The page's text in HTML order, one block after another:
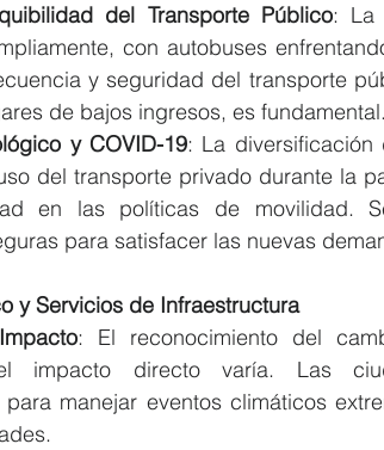
del Transporte Público: La
con autobuses
y seguridad del transporte
de bajos ingresos, es fundamental.
y COVID-19: La
del transporte privado durante la
en las políticas de movilidad.
para satisfacer las nuevas
y Servicios de Infraestructura
: El reconocimiento del
impacto directo varía. Las
para manejar eventos climáticos